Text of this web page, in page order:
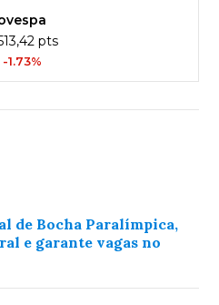
pts
-1.73%
de Bocha Paralímpica,
e garante vagas no